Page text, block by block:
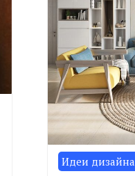
Идеи дизайна